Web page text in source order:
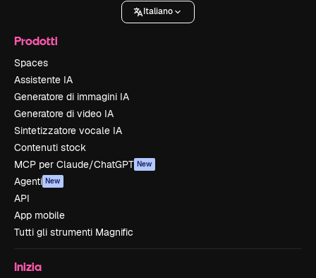
Italiano
Prodotti
Spaces
Assistente IA
Generatore di immagini IA
Generatore di video IA
Sintetizzatore vocale IA
Contenuti stock
MCP per Claude/ChatGPT New
Agenti New
API
App mobile
Tutti gli strumenti Magnific
Inizia